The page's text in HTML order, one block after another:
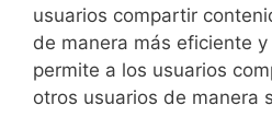
PayPal en EspaÃ±a reÃºne
los mejores sitios, sus
retirada. Consulta la
opciones y elegir una
usuarios compartir
de manera más eficiente
permite a los usuarios
otros usuarios de manera